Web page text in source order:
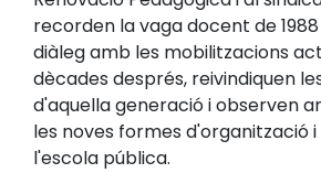
recorden la vaga docent de
diàleg amb les mobilitzacions
dècades després, reivindiquen
d'aquella generació i observen
les noves formes d'organització
l'escola pública.